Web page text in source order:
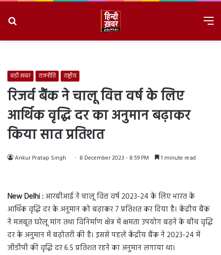
बड़ी ख़बर राजनीति राष्ट्रीय
रिजर्व बैंक ने चालू वित्त वर्ष के लिए
आर्थिक वृद्धि दर का अनुमान बढ़ाकर
किया सात प्रतिशत
Ankur Pratap Singh 8 December 2023 - 8:59 PM 1 minute read
New Delhi :आरबीआई ने चालू वित्त वर्ष 2023-24 के लिए भारत के
आर्थिक वृद्धि दर के अनुमान को बढ़ाकर 7 प्रतिशत कर दिया है। केंद्रीय बैंक
ने मजबूत घरेलू मांग तथा विनिर्माण क्षेत्र में क्षमता उपयोग बढ़ने के बीच वृद्धि
दर के अनुमान में बढ़ोतरी की है। इससे पहले केंद्रीय बैंक ने 2023-24 में
जीडीपी की वृद्धि दर 6.5 प्रतिशत रहने का अनुमान लगाया था।